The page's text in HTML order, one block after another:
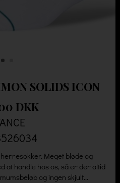
SOLIDS ICON
DKK
Meget bløde og
at handle hos os, så er der altid
og ingen skjult...